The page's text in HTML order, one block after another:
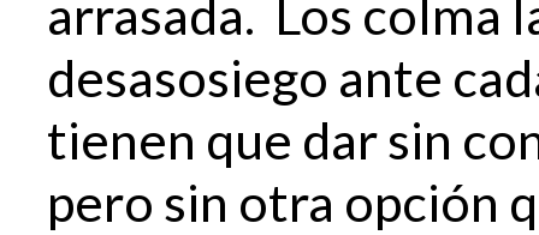
arrasada. Los colma
desasosiego ante
tienen que dar sin
pero sin otra opción